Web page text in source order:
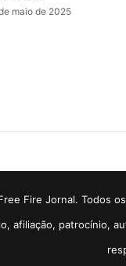
maio de 2025
Fire Jornal. Todos
afiliação, patrocínio,